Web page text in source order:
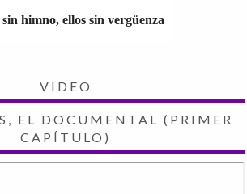
himno, ellos sin vergüenza
VIDEO
EL DOCUMENTAL (PRIMER
CAPÍTULO)